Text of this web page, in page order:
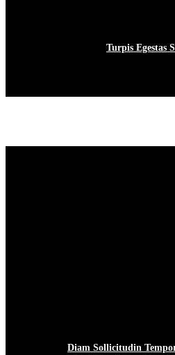
Turpis Egestas
Diam Sollicitudin